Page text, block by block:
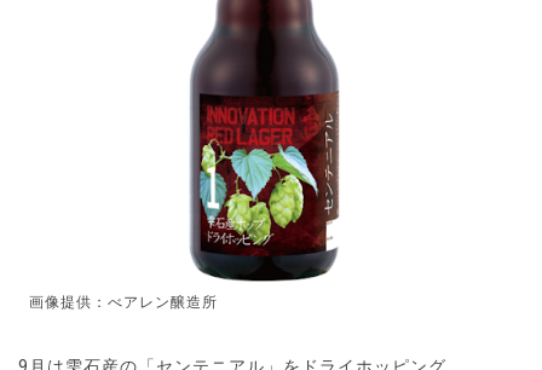
画像提供：べアレン醸造所
9月は雫石産の「センテニアル」をドライホッピング。